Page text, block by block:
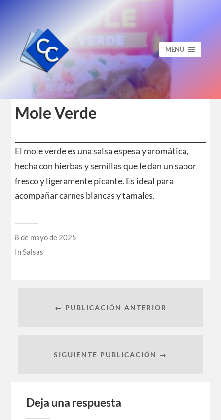
MENU
Mole Verde
El mole verde es una salsa espesa y aromática,
hecha con hierbas y semillas que le dan un sabor
fresco y ligeramente picante. Es ideal para
acompañar carnes blancas y tamales.
8 de mayo de 2025
InSalsas
← PUBLICACIÓN ANTERIOR
SIGUIENTE PUBLICACIÓN →
Deja una respuesta